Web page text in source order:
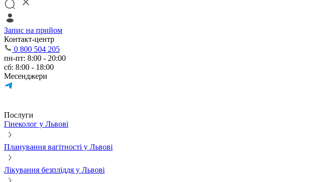
Запис на прийом
Контакт-центр
0 800 504 205
пн-пт: 8:00 - 20:00
сб: 8:00 - 18:00
Месенджери
Послуги
Гінеколог у Львові
Планування вагітності у Львові
Лікування безпліддя у Львові